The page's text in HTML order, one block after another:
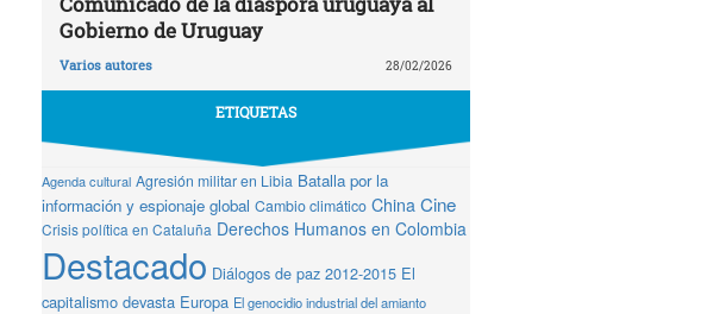
Gobierno de Uruguay
Varios autores 28/02/2026
ETIQUETAS
Agenda cultural Agresión militar en Libia Batalla por la
información y espionaje global Cambio climático China Cine
Crisis política en Cataluña Derechos Humanos en Colombia
Destacado Diálogos de paz 2012-2015 El
capitalismo devasta Europa El genocidio industrial del amianto